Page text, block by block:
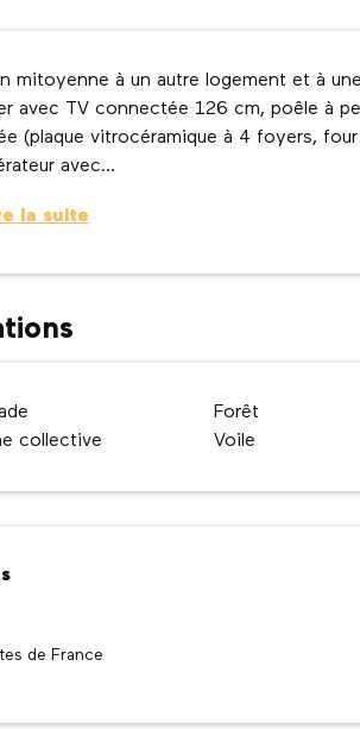
mitoyenne à un autre logement et à
avec TV connectée 126 cm, poêle à
(plaque vitrocéramique à 4 foyers,
avec...
la suite
Forêt
collective
Voile
de
de France